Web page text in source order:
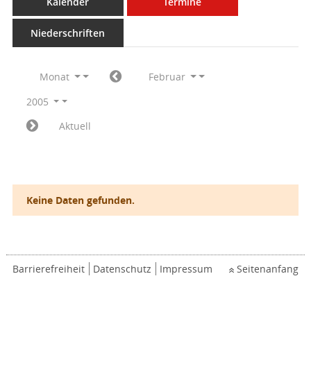
Niederschriften
Monat
Februar
2005
Aktuell
Keine Daten gefunden.
Barrierefreiheit Datenschutz Impressum Seitenanfang